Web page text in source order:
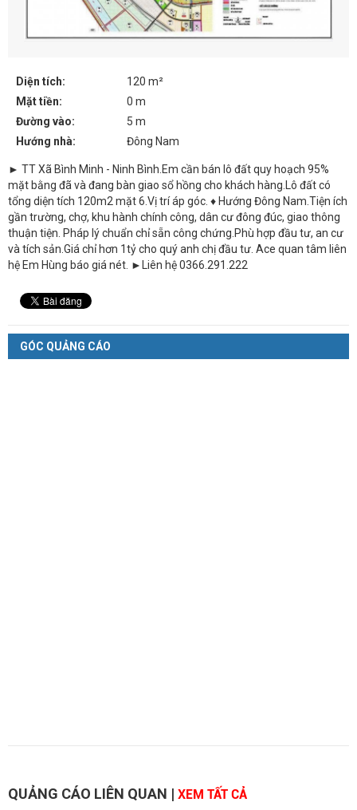
Diện tích:
120 m²
Mặt tiền:
0 m
Đường vào:
5 m
Hướng nhà:
Đông Nam
► TT Xã Bình Minh - Ninh Bình.Em cần bán lô đất quy hoạch 95%
mặt bằng đã và đang bàn giao sổ hồng cho khách hàng.Lô đất có
tổng diện tích 120m2 mặt 6.Vị trí áp góc. ♦ Hướng Đông Nam.Tiện ích
gần trường, chợ, khu hành chính công, dân cư đông đúc, giao thông
thuận tiện. Pháp lý chuẩn chỉ sẵn công chứng.Phù hợp đầu tư, an cư
và tích sản.Giá chỉ hơn 1tỷ cho quý anh chị đầu tư. Ace quan tâm liên
hệ Em Hùng báo giá nét. ►Liên hệ 0366.291.222
GÓC QUẢNG CÁO
QUẢNG CÁO LIÊN QUAN | XEM TẤT CẢ